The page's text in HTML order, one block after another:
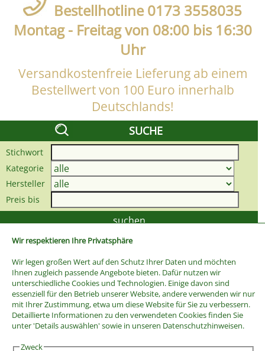
Wir respektieren Ihre Privatsphäre
Wir legen großen Wert auf den Schutz Ihrer Daten und möchten
Ihnen zugleich passende Angebote bieten. Dafür nutzen wir
unterschiedliche Cookies und Technologien. Einige davon sind
essenziell für den Betrieb unserer Website, andere verwenden wir nur
mit Ihrer Zustimmung, etwa um diese Website für Sie zu verbessern.
Detaillierte Informationen zu den verwendeten Cookies finden Sie
unter 'Details auswählen' sowie in unseren Datenschutzhinweisen.
Zweck
Bestellhotline 0173 3558035
Montag - Freitag von 08:00 bis 16:30
Uhr
Versandkostenfreie Lieferung ab einem
Bestellwert von 100 Euro innerhalb
Deutschlands!
SUCHE
Stichwort
Kategorie
Hersteller
Preis bis